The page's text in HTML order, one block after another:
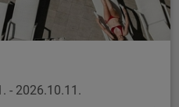
- 2026.10.11.